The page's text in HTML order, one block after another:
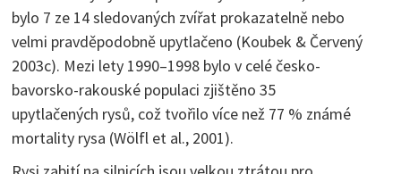
bylo 7 ze 14 sledovaných zvířat prokazatelně nebo
velmi pravděpodobně upytlačeno (Koubek & Červený
2003c). Mezi lety 1990–1998 bylo v celé česko-
bavorsko-rakouské populaci zjištěno 35
upytlačených rysů, což tvořilo více než 77 % známé
mortality rysa (Wölfl et al., 2001).